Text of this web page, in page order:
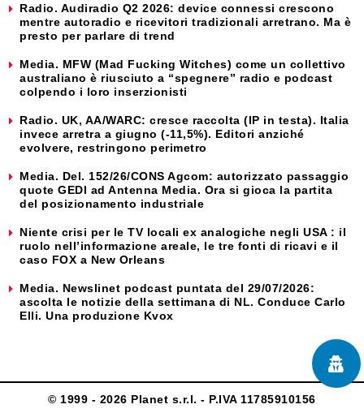
Radio. Audiradio Q2 2026: device connessi crescono
mentre autoradio e ricevitori tradizionali arretrano. Ma è
presto per parlare di trend
Media. MFW (Mad Fucking Witches) come un collettivo
australiano è riusciuto a “spegnere” radio e podcast
colpendo i loro inserzionisti
Radio. UK, AA/WARC: cresce raccolta (IP in testa). Italia
invece arretra a giugno (-11,5%). Editori anziché
evolvere, restringono perimetro
Media. Del. 152/26/CONS Agcom: autorizzato passaggio
quote GEDI ad Antenna Media. Ora si gioca la partita
del posizionamento industriale
Niente crisi per le TV locali ex analogiche negli USA : il
ruolo nell’informazione areale, le tre fonti di ricavi e il
caso FOX a New Orleans
Media. Newslinet podcast puntata del 29/07/2026:
ascolta le notizie della settimana di NL. Conduce Carlo
Elli. Una produzione Kvox
© 1999 - 2026 Planet s.r.l. - P.IVA 11785910156